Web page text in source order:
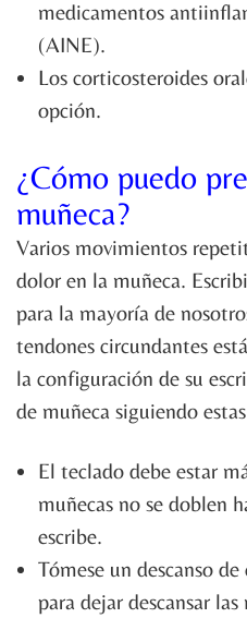
medicamentos
(AINE).
Los corticosteroides
opción.
¿Cómo puedo
muñeca?
Varios movimientos
dolor en la muñeca.
para la mayoría de
tendones circundantes
la configuración de su
de muñeca siguiendo
El teclado debe estar
muñecas no se doblen
escribe.
Tómese un descanso
para dejar descansar las